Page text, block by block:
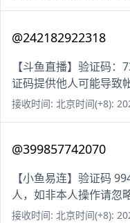
@242182922318
【斗鱼直播】验证码
证码提供他人可能导致
接收时间: 北京时间(+8):
@399857742070
【小鱼易连】验证码
人，如非本人操作请忽略
接收时间: 北京时间(+8):